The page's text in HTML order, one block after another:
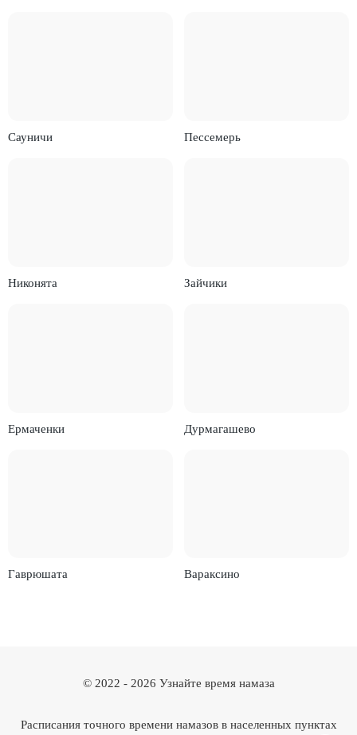
Сауничи Пессемерь
Никонята Зайчики
Ермаченки Дурмагашево
Гаврюшата Вараксино
© 2022 - 2026 Узнайте время намаза
Расписания точного времени намазов в населенных пунктах